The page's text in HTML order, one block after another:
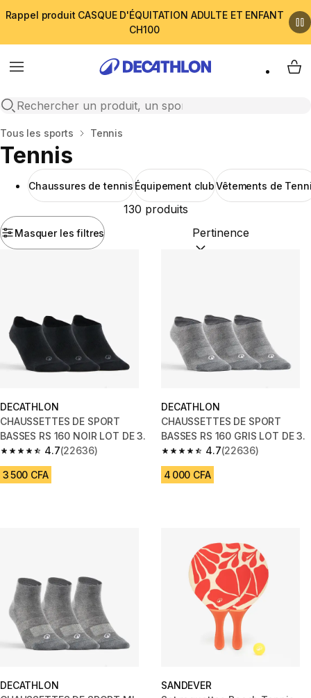
Rappel produit CASQUE D'ÉQUITATION ADULTE ET ENFANT
CH100
Menu
Open search
My
Accueil
Tous les sports Tennis
Tennis
Chaussures de tennis Équipement clubVêtements de
Masquer les filtres
130 produits
Trier par :(optional)
DECATHLON
CHAUSSETTES DE SPORT
BASSES RS 160 NOIR LOT DE 3.
4.7
4.7 out of 5 stars from 22636 reviews
(22636)
3 500 CFA
DECATHLON
CHAUSSETTES DE SPORT
BASSES RS 160 GRIS LOT DE 3.
4.7
4.7 out of 5 stars from 22636
(22636)
4 000 CFA
DECATHLON
SANDEVER